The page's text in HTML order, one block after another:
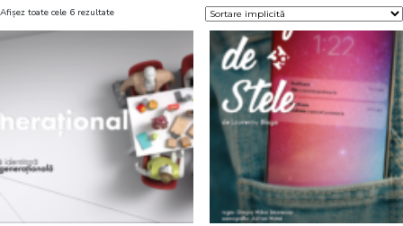
Afișez toate cele 6 rezultate